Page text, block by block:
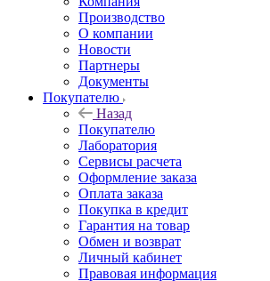
Производство
О компании
Новости
Партнеры
Документы
Покупателю
Назад
Покупателю
Лаборатория
Сервисы расчета
Оформление заказа
Оплата заказа
Покупка в кредит
Гарантия на товар
Обмен и возврат
Личный кабинет
Правовая информация